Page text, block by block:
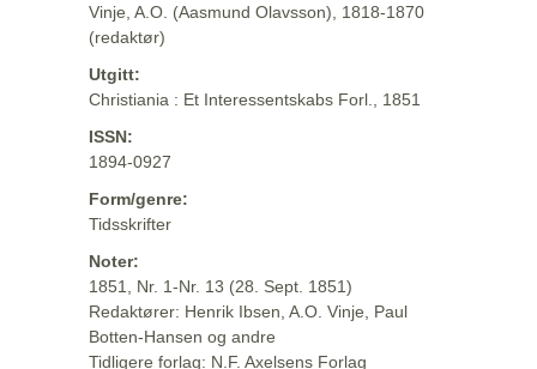
Vinje, A.O. (Aasmund Olavsson), 1818-1870
(redaktør)
Utgitt:
Christiania : Et Interessentskabs Forl., 1851
ISSN:
1894-0927
Form/genre:
Tidsskrifter
Noter:
1851, Nr. 1-Nr. 13 (28. Sept. 1851)
Redaktører: Henrik Ibsen, A.O. Vinje, Paul
Botten-Hansen og andre
Tidligere forlag: N.F. Axelsens Forlag